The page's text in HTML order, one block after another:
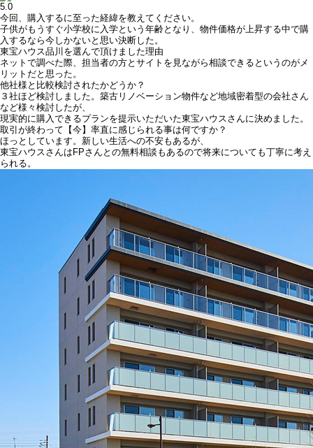
5.0
今回、購入するに至った経緯を教えてください。
子供がもうすぐ小学校に入学という年齢となり、物件価格が上昇する中で購
入するなら今しかないと思い決断した。
東宝ハウス品川を選んで頂けました理由
ネットで調べた際、担当者の方とサイトを見ながら相談できるというのがメ
リットだと思った。
他社様と比較検討されたかどうか？
３社ほど検討しました。築古リノベーション物件など地域密着型の会社さん
など様々検討したが、
現実的に購入できるプランを提示いただいた東宝ハウスさんに決めました。
取引が終わって【今】率直に感じられる事は何ですか？
ほっとしています。新しい生活への不安もあるが、
東宝ハウスさんはFPさんとの無料相談もあるので将来についても丁寧に考え
られる。